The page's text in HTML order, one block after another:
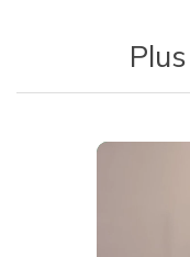
Media Carousel
Carousel with product